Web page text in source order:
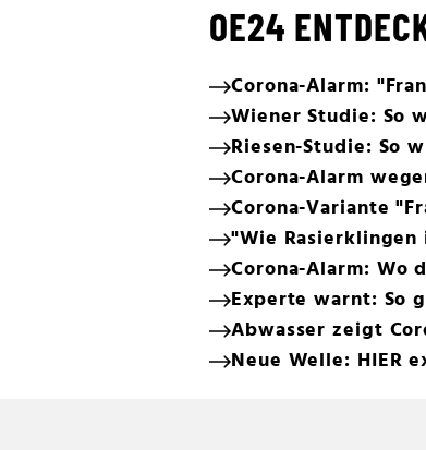
OE24
Corona-Alarm:
Wiener Studie: So
Riesen-Studie: So
Corona-Alarm
Corona-Variante
"Wie Rasierklingen
Corona-Alarm: Wo
Experte warnt: So
Abwasser zeigt
Neue Welle: HIER